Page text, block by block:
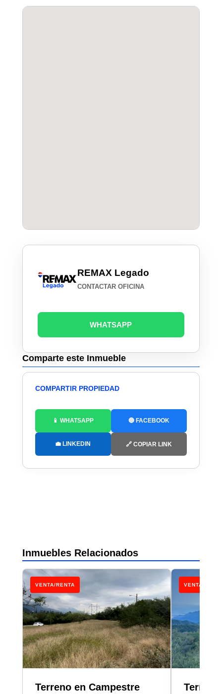
REMAX Legado
CONTACTAR OFICINA
WHATSAPP
Comparte este Inmueble
COMPARTIR PROPIEDAD
📱 WHATSAPP 🔵 FACEBOOK
💼 LINKEDIN 🔗 COPIAR LINK
Inmuebles Relacionados
VENTA/RENTA
Terreno en Campestre
VENTA